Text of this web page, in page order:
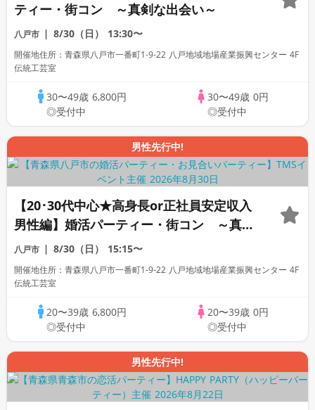
ティー・街コン ～真剣な出会い～
八戸市 8/30（日） 13:30〜
開催地住所：青森県八戸市一番町1-9-22 八戸地域地場産業振興センター 4F
伝統工芸室
30〜49歳 6,800円
◎受付中
30〜49歳 0円
◎受付中
男性先行中!
【20･30代中心★高身長or正社員安定収入
男性編】婚活パーティー・街コン ～真剣
な出会い～
八戸市 8/30（日） 15:15〜
開催地住所：青森県八戸市一番町1-9-22 八戸地域地場産業振興センター 4F
伝統工芸室
20〜39歳 6,800円
◎受付中
20〜39歳 0円
◎受付中
男性先行中!